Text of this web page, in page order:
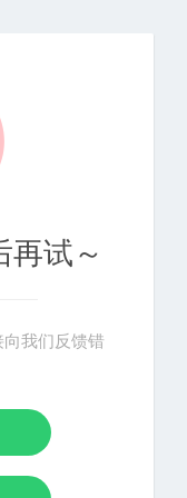
试～
我们反馈错